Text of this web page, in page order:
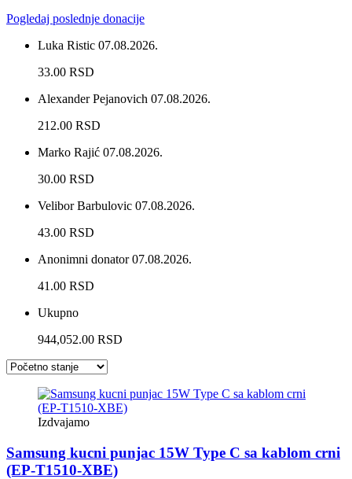
Pogledaj poslednje donacije
Luka Ristic 07.08.2026.
33.00 RSD
Alexander Pejanovich 07.08.2026.
212.00 RSD
Marko Rajić 07.08.2026.
30.00 RSD
Velibor Barbulovic 07.08.2026.
43.00 RSD
Anonimni donator 07.08.2026.
41.00 RSD
Ukupno
944,052.00 RSD
Izdvajamo
Samsung kucni punjac 15W Type C sa kablom crni
(EP-T1510-XBE)